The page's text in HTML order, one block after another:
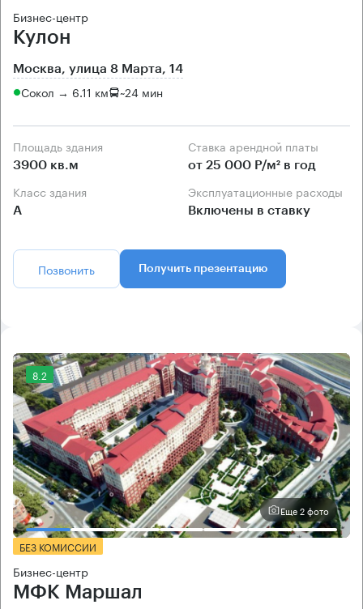
Бизнес-центр
Кулон
Москва, улица 8 Марта, 14
Сокол → 6.11 км ~24 мин
Площадь здания
3900 кв.м
Ставка арендной платы
от 25 000 Р/м² в год
Класс здания
А
Эксплуатационные расходы
Включены в ставку
Позвонить Получить презентацию
8.2
Еще 2 фото
БЕЗ КОМИССИИ
Бизнес-центр
МФК Маршал